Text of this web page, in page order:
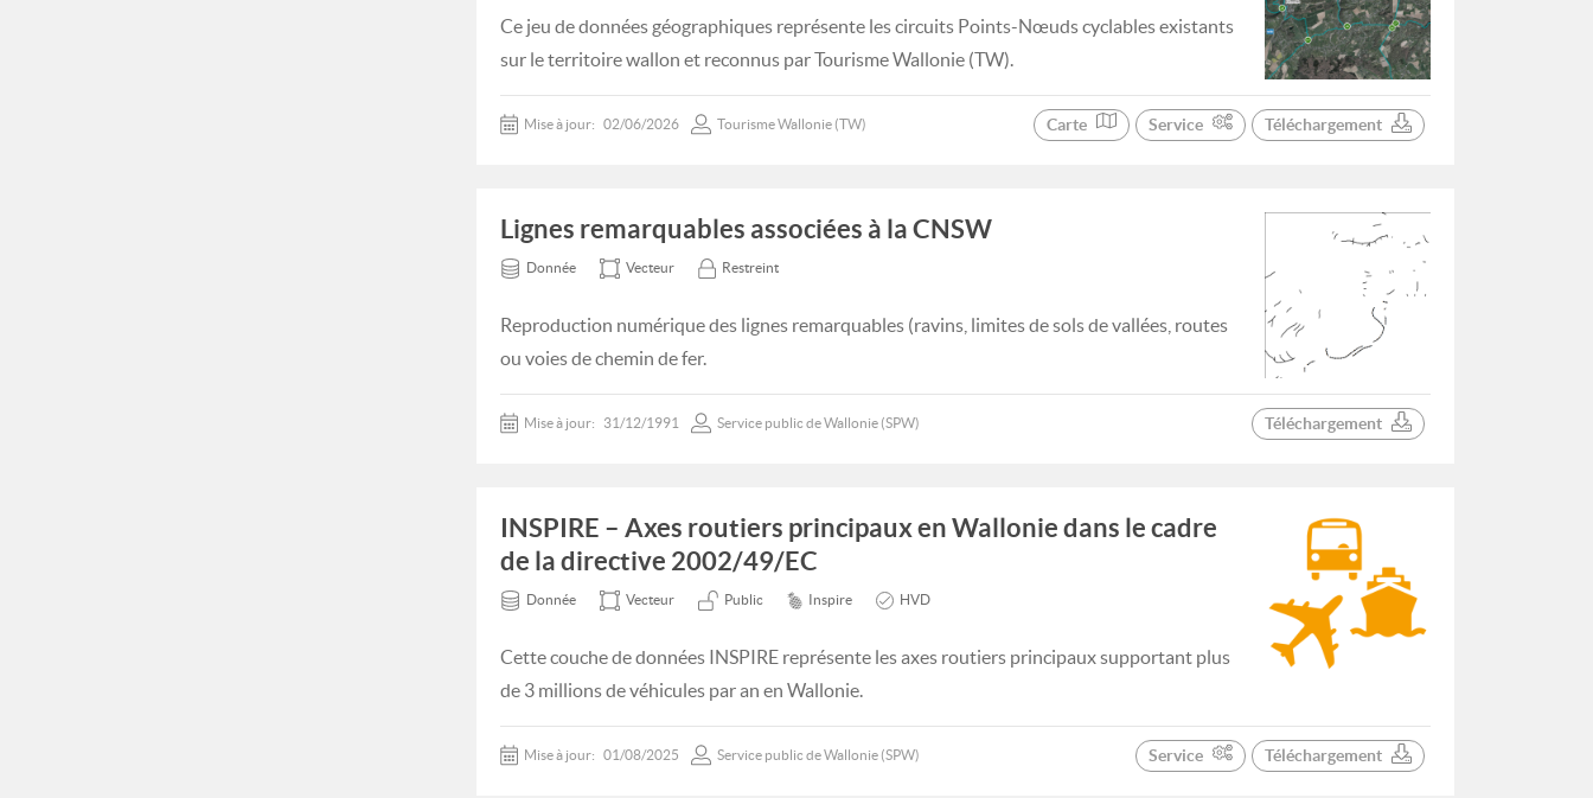
Ce jeu de données géographiques représente les circuits Points-Nœuds cyclables existants
sur le territoire wallon et reconnus par Tourisme Wallonie (TW).
Mise à jour: 02/06/2026 Tourisme Wallonie (TW) Carte Service Téléchargement
Lignes remarquables associées à la CNSW
Donnée Vecteur Restreint
Reproduction numérique des lignes remarquables (ravins, limites de sols de vallées, routes
ou voies de chemin de fer.
Mise à jour: 31/12/1991 Service public de Wallonie (SPW) Téléchargement
INSPIRE – Axes routiers principaux en Wallonie dans le cadre
de la directive 2002/49/EC
Donnée Vecteur Public Inspire HVD
Cette couche de données INSPIRE représente les axes routiers principaux supportant plus
de 3 millions de véhicules par an en Wallonie.
Mise à jour: 01/08/2025 Service public de Wallonie (SPW) Service Téléchargement